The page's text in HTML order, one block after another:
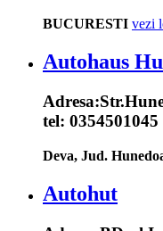
BUCURESTI vezi
Autohaus
Adresa:
tel: 0354501045
Deva, Jud.
Autohut